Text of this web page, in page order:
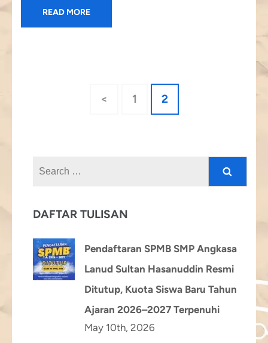
READ MORE
pagination
< Page
1 Page
2
DAFTAR TULISAN
Pendaftaran SPMB SMP Angkasa
Lanud Sultan Hasanuddin Resmi
Ditutup, Kuota Siswa Baru Tahun
Ajaran 2026–2027 Terpenuhi
May 10th, 2026